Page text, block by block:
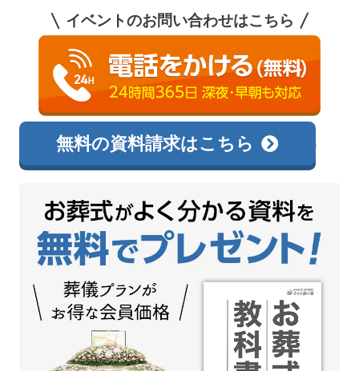
イベントのお問い合わせはこちら
相談無料 0120-138-726
無料の資料請求はこちら